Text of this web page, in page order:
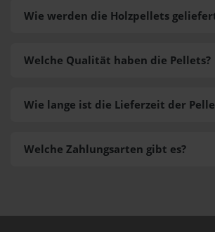
Wie werden die Holzpellets
Welche Zahlungsarten gibt es?
Welche Qualität haben die Pellets?
Wie lange ist die Lieferzeit der